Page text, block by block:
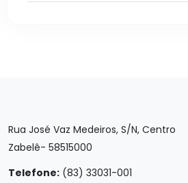
Rua José Vaz Medeiros, S/N, Centro
Zabelê- 58515000
Telefone: (83) 33031-001